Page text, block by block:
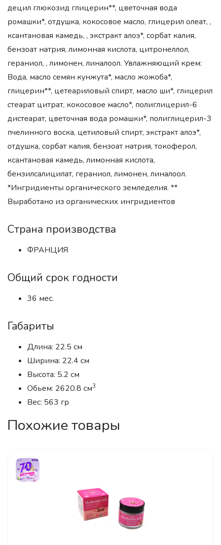
децил глюкозид глицерин**, цветочная вода
ромашки*, отдушка, кокосовое масло, глицерил олеат, ,
ксантановая камедь, , экстракт алоэ*, сорбат калия,
бензоат натрия, лимонная кислота, цитронеллол,
гераниол, , лимонен, линалоол. Увлажняющий крем:
Вода, масло семян кунжута*, масло жожоба*,
глицерин**, цетеариловый спирт, масло ши*, глицерил
стеарат цитрат, кокосовое масло*, полиглицерил-6
дистеарат, цветочная вода ромашки*, полиглицерил-3
пчелинного воска, цетиловый спирт, экстракт алоэ*,
отдушка, сорбат калия, бензоат натрия, токоферол,
ксантановая камедь, лимонная кислота,
бензилсалицилат, гераниол, лимонен, линалоол.
*Ингридиенты органического земледелия. **
Выработано из органических ингридиентов
Страна производства
ФРАНЦИЯ
Общий срок годности
36 мес.
Габариты
Длина: 22.5 см
Ширина: 22.4 см
Высота: 5.2 см
Обьем: 2620.8 см3
Вес: 563 гр
Похожие товары